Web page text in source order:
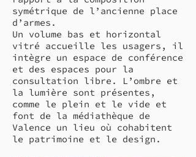
symétrique de l’ancienne place
d’armes.
Un volume bas et horizontal
vitré accueille les usagers, il
intègre un espace de conférence
et des espaces pour la
consultation libre. L’ombre et
la lumière sont présentes,
comme le plein et le vide et
font de la médiathèque de
Valence un lieu où cohabitent
le patrimoine et le design.